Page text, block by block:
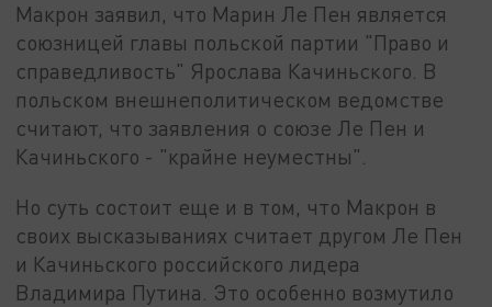
Макрон заявил, что Марин Ле Пен является
союзницей главы польской партии "Право и
справедливость" Ярослава Качиньского. В
польском внешнеполитическом ведомстве
считают, что заявления о союзе Ле Пен и
Качиньского - "крайне неуместны".
Но суть состоит еще и в том, что Макрон в
своих высказываниях считает другом Ле Пен
и Качиньского российского лидера
Владимира Путина. Это особенно возмутило